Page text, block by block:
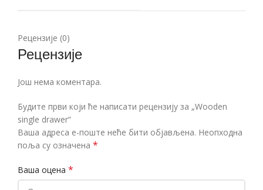
Рецензије (0)
Рецензије
Још нема коментара.
Будите први који ће написати рецензију за „Wooden
single drawer“
Ваша адреса е-поште неће бити објављена. Неопходна
поља су означена *
Ваша оцена *